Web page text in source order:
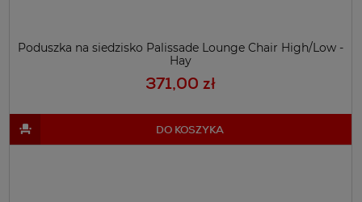
Poduszka na siedzisko Palissade Lounge Chair High/Low -
Hay
371,00 zł
DO KOSZYKA